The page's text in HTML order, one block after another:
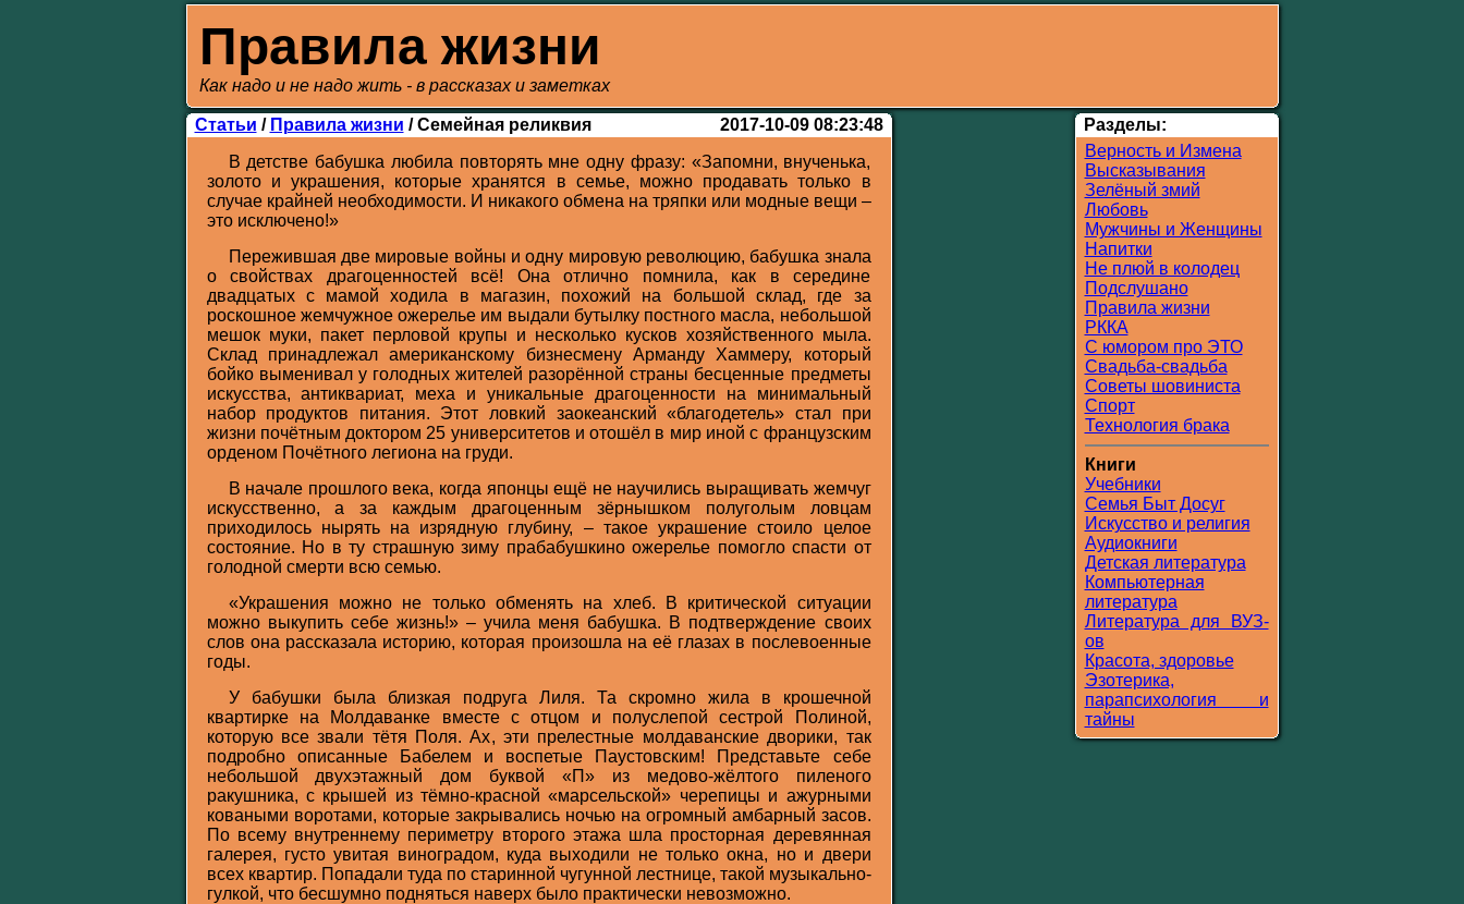
Правила жизни
Как надо и не надо жить - в рассказах и заметках
Статьи / Правила жизни / Семейная реликвия
2017-10-09 08:23:48
В детстве бабушка любила повторять мне одну фразу: «Запомни, внученька,
золото и украшения, которые хранятся в семье, можно продавать только в
случае крайней необходимости. И никакого обмена на тряпки или модные вещи –
это исключено!»
Пережившая две мировые войны и одну мировую революцию, бабушка знала
о свойствах драгоценностей всё! Она отлично помнила, как в середине
двадцатых с мамой ходила в магазин, похожий на большой склад, где за
роскошное жемчужное ожерелье им выдали бутылку постного масла, небольшой
мешок муки, пакет перловой крупы и несколько кусков хозяйственного мыла.
Склад принадлежал американскому бизнесмену Арманду Хаммеру, который
бойко выменивал у голодных жителей разорённой страны бесценные предметы
искусства, антиквариат, меха и уникальные драгоценности на минимальный
набор продуктов питания. Этот ловкий заокеанский «благодетель» стал при
жизни почётным доктором 25 университетов и отошёл в мир иной с французским
орденом Почётного легиона на груди.
В начале прошлого века, когда японцы ещё не научились выращивать жемчуг
искусственно, а за каждым драгоценным зёрнышком полуголым ловцам
приходилось нырять на изрядную глубину, – такое украшение стоило целое
состояние. Но в ту страшную зиму прабабушкино ожерелье помогло спасти от
голодной смерти всю семью.
«Украшения можно не только обменять на хлеб. В критической ситуации
можно выкупить себе жизнь!» – учила меня бабушка. В подтверждение своих
слов она рассказала историю, которая произошла на её глазах в послевоенные
годы.
У бабушки была близкая подруга Лиля. Та скромно жила в крошечной
квартирке на Молдаванке вместе с отцом и полуслепой сестрой Полиной,
которую все звали тётя Поля. Ах, эти прелестные молдаванские дворики, так
подробно описанные Бабелем и воспетые Паустовским! Представьте себе
небольшой двухэтажный дом буквой «П» из медово-жёлтого пиленого
ракушника, с крышей из тёмно-красной «марсельской» черепицы и ажурными
коваными воротами, которые закрывались ночью на огромный амбарный засов.
По всему внутреннему периметру второго этажа шла просторная деревянная
галерея, густо увитая виноградом, куда выходили не только окна, но и двери
всех квартир. Попадали туда по старинной чугунной лестнице, такой музыкально-
гулкой, что бесшумно подняться наверх было практически невозможно.
Разделы:
Верность и Измена
Высказывания
Зелёный змий
Любовь
Мужчины и Женщины
Напитки
Не плюй в колодец
Подслушано
Правила жизни
РККА
С юмором про ЭТО
Свадьба-свадьба
Советы шовиниста
Спорт
Технология брака
Книги
Учебники
Семья Быт Досуг
Искусство и религия
Аудиокниги
Детская литература
Компьютерная
литература
Литература для ВУЗ-
ов
Красота, здоровье
Эзотерика,
парапсихология и
тайны